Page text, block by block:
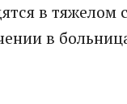
в тяжелом
в